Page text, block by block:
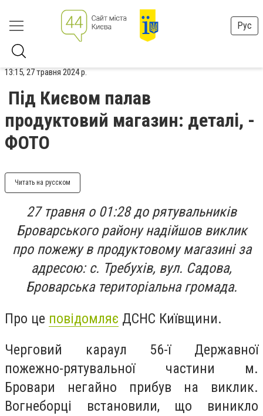
Рус
13:15, 27 травня 2024 р.
Під Києвом палав
продуктовий магазин: деталі, -
ФОТО
Читать на русском
27 травня о 01:28 до рятувальників
Броварського району надійшов виклик
про пожежу в продуктовому магазині за
адресою: с. Требухів, вул. Садова,
Броварська територіальна громада.
Про це повідомляє ДСНС Київщини.
Черговий караул 56-ї Державної
пожежно-рятувальної частини м.
Бровари негайно прибув на виклик.
Вогнеборці встановили, що виникло